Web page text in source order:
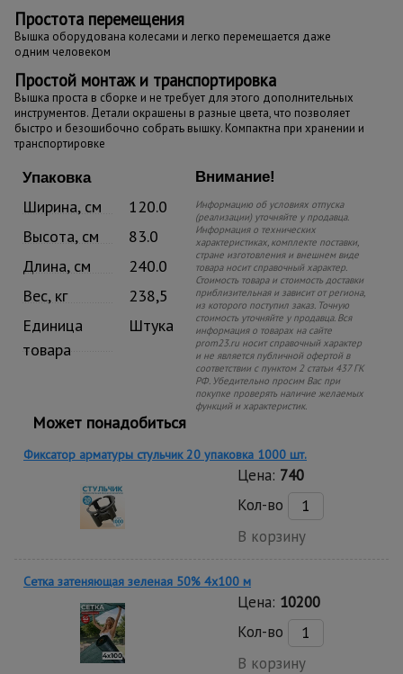
Простота перемещения
Вышка оборудована колесами и легко перемещается даже
одним человеком
Простой монтаж и транспортировка
Вышка проста в сборке и не требует для этого дополнительных
инструментов. Детали окрашены в разные цвета, что позволяет
быстро и безошибочно собрать вышку. Компактна при хранении и
транспортировке
Упаковка
Ширина, см
120.0
Высота, см
83.0
Длина, см
240.0
Вес, кг
238,5
Единица
товара
Штука
Внимание!
Информацию об условиях отпуска
(реализации) уточняйте у продавца.
Информация о технических
характеристиках, комплекте поставки,
стране изготовления и внешнем виде
товара носит справочный характер.
Стоимость товара и стоимость доставки
приблизительная и зависит от региона,
из которого поступил заказ. Точную
стоимость уточняйте у продавца. Вся
информация о товарах на сайте
prom23.ru носит справочный характер
и не является публичной офертой в
соответствии с пунктом 2 статьи 437 ГК
РФ. Убедительно просим Вас при
покупке проверять наличие желаемых
функций и характеристик.
Может понадобиться
Фиксатор арматуры стульчик 20 упаковка 1000 шт.
Цена: 740
Кол-во
В корзину
Сетка затеняющая зеленая 50% 4х100 м
Цена: 10200
Кол-во
В корзину